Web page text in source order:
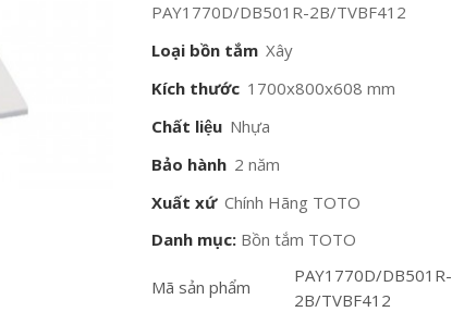
PAY1770D/DB501R-2B/TVBF412
Loại bồn tắm Xây
Kích thước 1700x800x608 mm
Chất liệu Nhựa
Bảo hành 2 năm
Xuất xứ Chính Hãng TOTO
Danh mục: Bồn tắm TOTO
Mã sản phẩm
PAY1770D/DB501R-
2B/TVBF412